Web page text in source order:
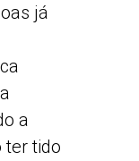
já
a
ter tido